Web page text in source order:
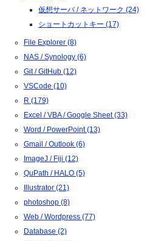
仮想サーバ / ネットワーク (24)
ショートカットキー (17)
File Explorer (8)
NAS / Synology (6)
Git / GitHub (12)
VSCode (10)
R (179)
Excel / VBA / Google Sheet (33)
Word / PowerPoint (13)
Gmail / Outlook (6)
ImageJ / Fiji (12)
QuPath / HALO (5)
Illustrator (21)
photoshop (8)
Web / Wordpress (77)
Database (2)